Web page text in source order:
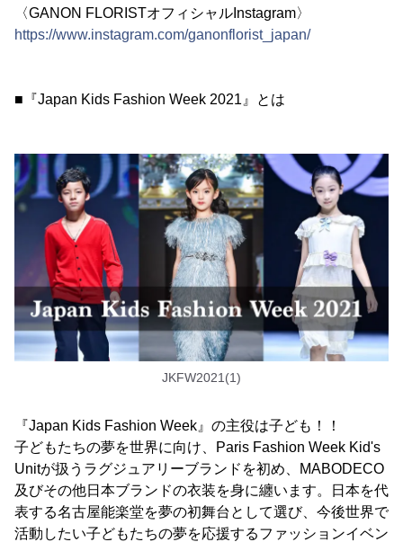
〈GANON FLORISTオフィシャルInstagram〉
https://www.instagram.com/ganonflorist_japan/
■『Japan Kids Fashion Week 2021』とは
JKFW2021(1)
『Japan Kids Fashion Week』の主役は子ども！！
子どもたちの夢を世界に向け、Paris Fashion Week Kid's
Unitが扱うラグジュアリーブランドを初め、MABODECO
及びその他日本ブランドの衣装を身に纏います。日本を代
表する名古屋能楽堂を夢の初舞台として選び、今後世界で
活動したい子どもたちの夢を応援するファッションイベン